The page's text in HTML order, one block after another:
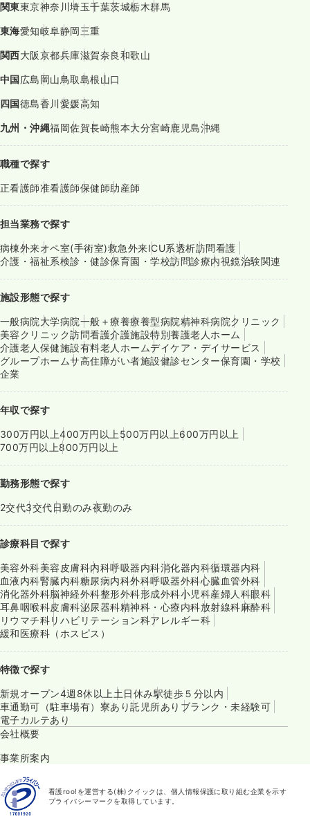
関東東京神奈川埼玉千葉茨城栃木群馬
東海愛知岐阜静岡三重
関西大阪京都兵庫滋賀奈良和歌山
中国広島岡山鳥取島根山口
四国徳島香川愛媛高知
九州・沖縄福岡佐賀長崎熊本大分宮崎鹿児島沖縄
職種で探す
正看護師准看護師保健師助産師
担当業務で探す
病棟外来オペ室(手術室)救急外来ICU系透析訪問看護
介護・福祉系検診・健診保育園・学校訪問診療内視鏡治験関連
施設形態で探す
一般病院大学病院一般＋療養療養型病院精神科病院クリニック
美容クリニック訪問看護介護施設特別養護老人ホーム
介護老人保健施設有料老人ホームデイケア・デイサービス
グループホームサ高住障がい者施設健診センター保育園・学校
企業
年収で探す
300万円以上400万円以上 500万円以上600万円以上
700万円以上800万円以上
勤務形態で探す
2交代3交代日勤のみ夜勤のみ
診療科目で探す
美容外科美容皮膚科内科呼吸器内科消化器内科循環器内科
血液内科腎臓内科糖尿病内科外科呼吸器外科心臓血管外科
消化器外科脳神経外科整形外科形成外科小児科産婦人科眼科
耳鼻咽喉科皮膚科泌尿器科精神科・心療内科放射線科麻酔科
リウマチ科リハビリテーション科アレルギー科
緩和医療科（ホスピス）
特徴で探す
新規オープン4週8休以上 土日休み駅徒歩５分以内
車通勤可（駐車場有） 寮あり託児所あり ブランク・未経験可
電子カルテあり
会社概要
事業所案内
看護roo!を運営する(株)クイックは、個人情報保護に取り組む企業を示す
プライバシーマークを取得しています。